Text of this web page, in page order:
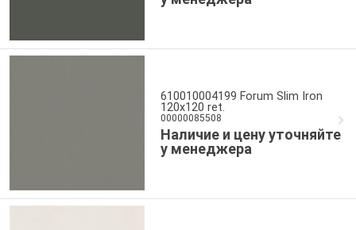
610010004199 Forum Slim Iron
120x120 ret.
00000085508
Наличие и цену уточняйте
у менеджера